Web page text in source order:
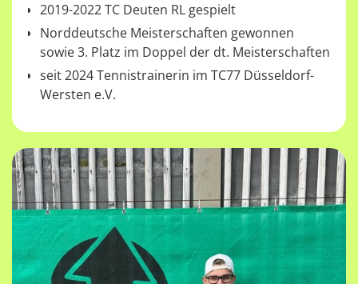
2019-2022 TC Deuten RL gespielt
Norddeutsche Meisterschaften gewonnen
sowie 3. Platz im Doppel der dt. Meisterschaften
seit 2024 Tennistrainerin im TC77 Düsseldorf-
Wersten e.V.